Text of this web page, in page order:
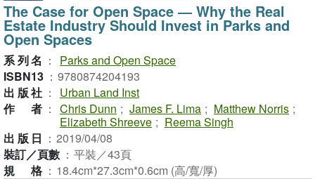
The Case for Open Space ― Why the Real
Estate Industry Should Invest in Parks and
Open Spaces
系列名 ：
Parks and Open Space
ISBN13 ： 9780874204193
出版社 ：
Urban Land Inst
作者 ： Chris Dunn ; James F. Lima ; Matthew Norris ;
Elizabeth Shreeve ; Reema Singh
出版日 ： 2019/04/08
裝訂／頁數 ： 平裝／43頁
規格 ： 18.4cm*27.3cm*0.6cm (高/寬/厚)